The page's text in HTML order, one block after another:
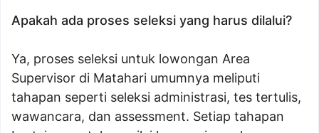
Apakah ada proses seleksi yang harus dilalui?
Ya, proses seleksi untuk lowongan Area
Supervisor di Matahari umumnya meliputi
tahapan seperti seleksi administrasi, tes tertulis,
wawancara, dan assessment. Setiap tahapan